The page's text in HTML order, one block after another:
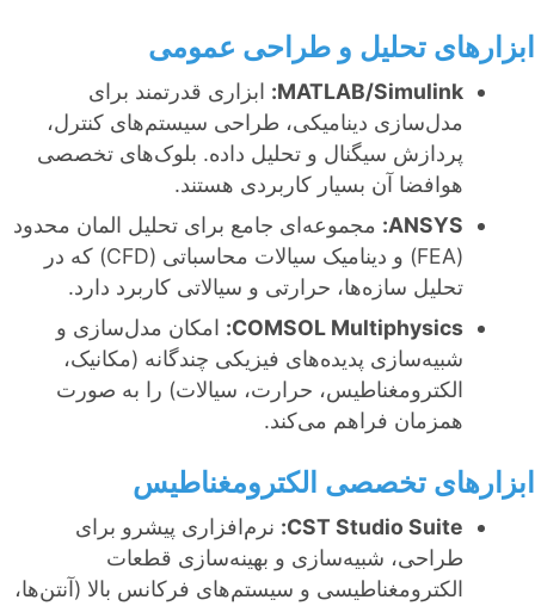
ابزارهای تحلیل و طراحی عمومی
MATLAB/Simulink:
ابزاری قدرتمند برای
مدل‌سازی دینامیکی، طراحی سیستم‌های کنترل،
پردازش سیگنال و تحلیل داده. بلوک‌های تخصصی
هوافضا آن بسیار کاربردی هستند.
ANSYS: مجموعه‌ای جامع برای تحلیل المان محدود
(FEA) و دینامیک سیالات محاسباتی (CFD) که در
تحلیل سازه‌ها، حرارتی و سیالاتی کاربرد دارد.
COMSOL Multiphysics:
امکان مدل‌سازی و
شبیه‌سازی پدیده‌های فیزیکی چندگانه (مکانیک،
الکترومغناطیس، حرارت، سیالات) را به صورت
همزمان فراهم می‌کند.
ابزارهای تخصصی الکترومغناطیس
CST Studio Suite: نرم‌افزاری پیشرو برای
طراحی، شبیه‌سازی و بهینه‌سازی قطعات
الکترومغناطیسی و سیستم‌های فرکانس بالا (آنتن‌ها،